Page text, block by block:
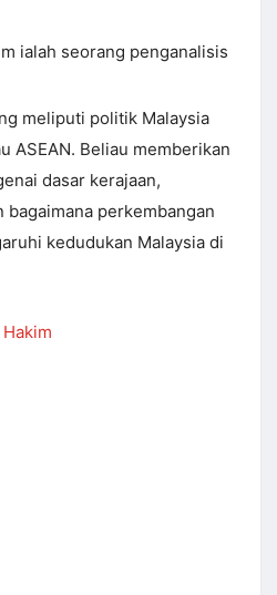
ialah seorang penganalisis
meliputi politik Malaysia
ASEAN. Beliau memberikan
dasar kerajaan,
bagaimana perkembangan
kedudukan Malaysia di